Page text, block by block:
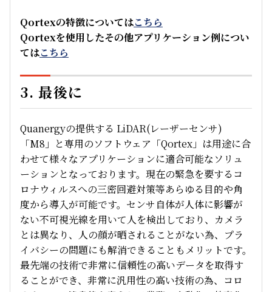
Qortexの特徴についてはこちら
Qortexを使用したその他アプリケーション例につい
てはこちら
3. 最後に
Quanergyの提供する LiDAR(レーザーセンサ)
「M8」と専用のソフトウェア「Qortex」は用途に合
わせて様々なアプリケーションに適合可能なソリュ
ーションとなっております。現在の緊急を要するコ
ロナウィルスへの三密回避対策等あらゆる目的や角
度から導入が可能です。センサ自体が人体に影響が
ない不可視光線を用いて人を検出しており、カメラ
とは異なり、人の顔が晒されることがない為、プラ
イバシーの問題にも解消できることもメリットです。
最先端の技術で非常に信頼性の高いデータを取得す
ることができ、非常に汎用性の高い技術の為、コロ